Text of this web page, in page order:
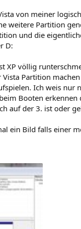
von meiner
weitere Partition
und die
D:
XP völlig
Partition
Ich weis nur
Booten erkennen
auf der 3. ist oder
ein Bild falls einer